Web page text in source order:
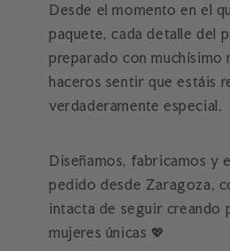
Desde el momento en el
paquete, cada detalle del
preparado con muchísimo
haceros sentir que estáis
verdaderamente especial.
Diseñamos, fabricamos y
pedido desde Zaragoza,
intacta de seguir creando
mujeres únicas 💖